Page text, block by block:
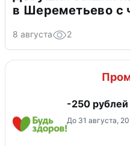
в Шереметьево с
8 августа 2
-250
До 31 августа,